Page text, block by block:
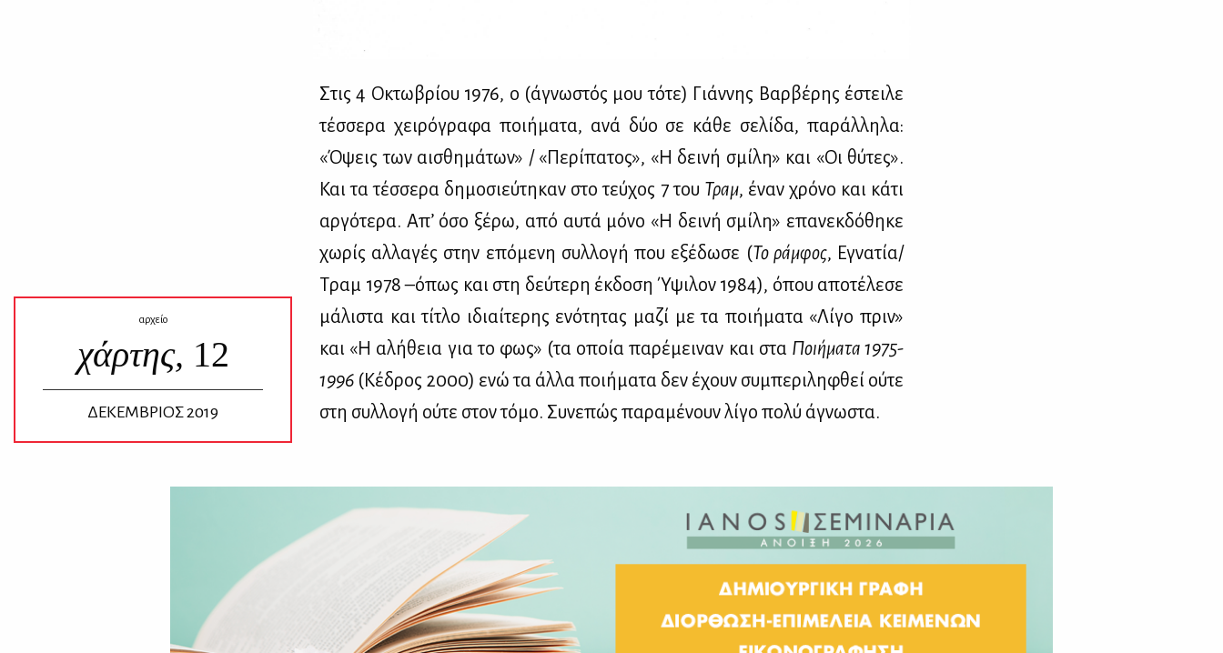
αρχείο
χάρτης, 12
ΔΕΚΕΜΒΡΙΟΣ 2019
Στις 4 Οκτω­βρί­ου 1976, ο (άγνω­στός μου τό­τε) Γιάν­νης Βαρ­βέ­ρης έστει­λε
τέσ­σε­ρα χει­ρό­γρα­φα ποι­ή­μα­τα, ανά δύο σε κά­θε σε­λί­δα, πα­ράλ­λη­λα:
«Όψεις των αι­σθη­μά­των» / «Πε­ρί­πα­τος», «Η δει­νή σμί­λη» και «Οι θύ­τες».
Και τα τέσ­σε­ρα δη­μο­σιεύ­τη­καν στο τεύ­χος 7 του Τραμ, έναν χρό­νο και κά­τι
αρ­γό­τε­ρα. Απ’ όσο ξέ­ρω, από αυ­τά μό­νο «Η δει­νή σμί­λη» επα­νεκ­δό­θη­κε
χω­ρίς αλ­λα­γές στην επό­με­νη συλ­λο­γή που εξέ­δω­σε (Το ράμ­φος, Εγνα­τία/
Τραμ 1978 –όπως και στη δεύ­τε­ρη έκ­δο­ση Ύψι­λον 1984), όπου απο­τέ­λε­σε
μά­λι­στα και τί­τλο ιδιαί­τε­ρης ενό­τη­τας μα­ζί με τα ποι­ή­μα­τα «Λί­γο πριν»
και «Η αλή­θεια για το φως» (τα οποία πα­ρέ­μει­ναν και στα Ποι­ή­μα­τα 1975-
1996 (Κέ­δρος 2000) ενώ τα άλ­λα ποι­ή­μα­τα δεν έχουν συ­μπε­ρι­λη­φθεί ού­τε
στη συλ­λο­γή ού­τε στον τό­μο. Συ­νε­πώς πα­ρα­μέ­νουν λί­γο πο­λύ άγνω­στα.